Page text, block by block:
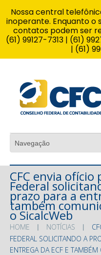
CFC envia ofício
Federal
prazo para a
também
o SicalcWeb
HOME NOTÍCIAS
FEDERAL SOLICITANDO A
ENTREGA DA ECF E
Nossa central
inoperante. Enquanto o
contatos podem ser
(61) 99127-7313 | (61)
| (61)